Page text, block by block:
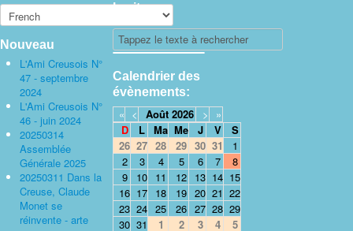
Nouveau
L'Ami Creusois N°
47 - septembre
2024
L'Ami Creusois N°
46 - juin 2024
20250314
Assemblée
Générale 2025
20250311 Dans la
Creuse, Claude
Monet se
réinvente - arte
le site
Calendrier des
évènements:
« < Août 2026 >
»
D
L Ma Me J V
S
26 27 28 29 30 31
1
2
3 4 5 6 7
8
9
10 11 12 13 14 15
16 17 18 19 20 21 22
23 24 25 26 27 28 29
30 31 1 2 3 4 5